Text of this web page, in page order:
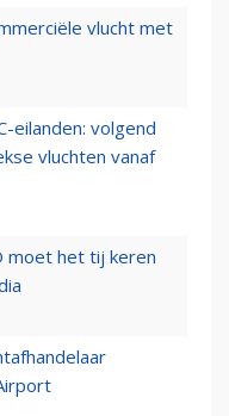
vlucht met
eilanden: volgend
vluchten vanaf
moet het tij keren